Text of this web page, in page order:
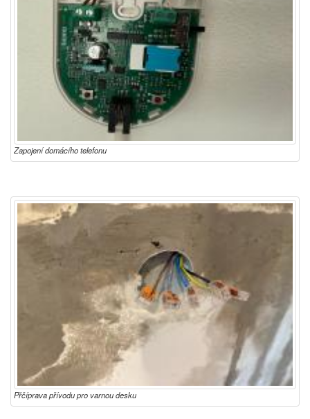
Zapojení domácího telefonu
Přčíprava přívodu pro varnou desku